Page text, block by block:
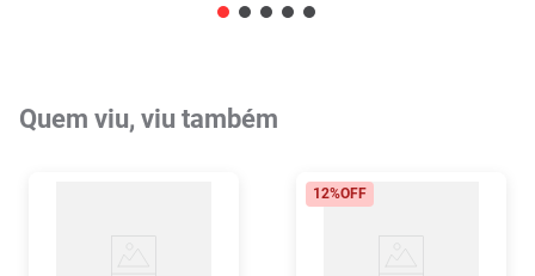
Quem viu, viu também
12%OFF